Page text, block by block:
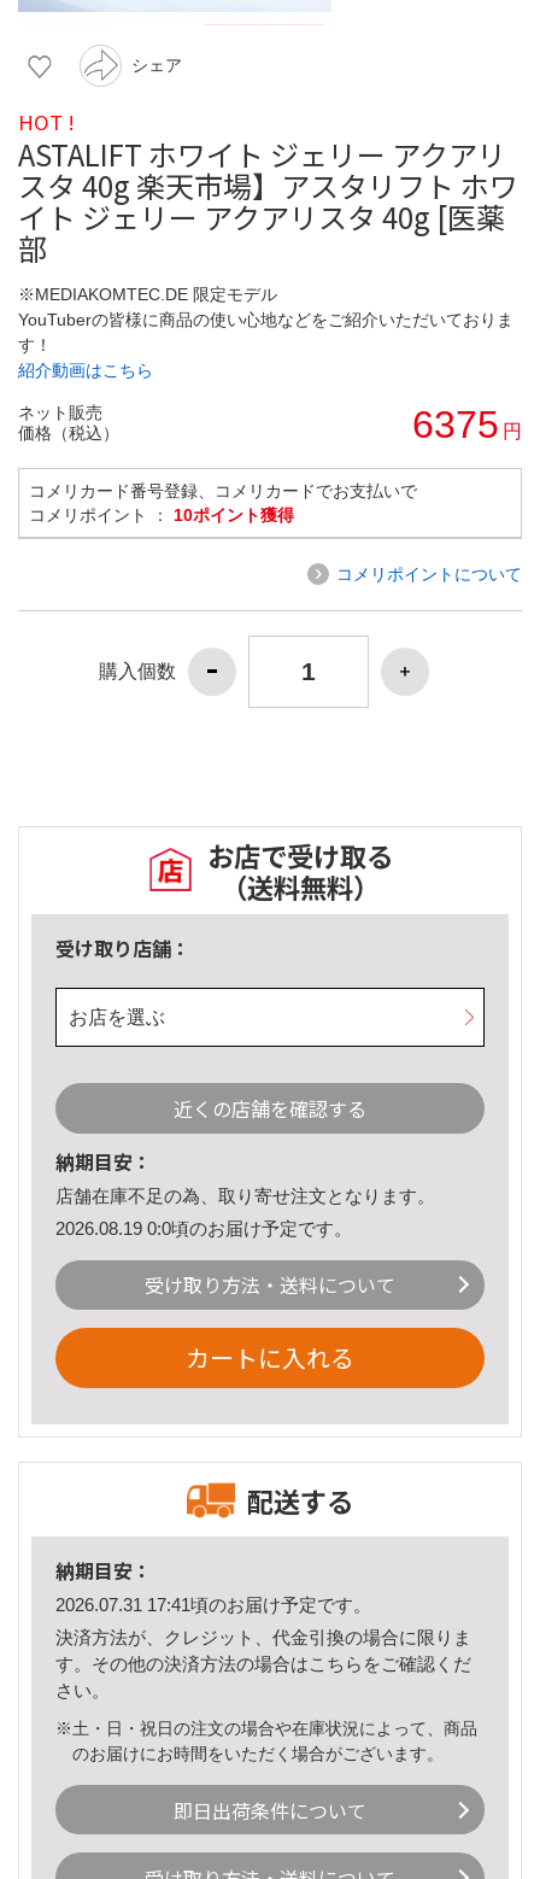
シェア
HOT !
ASTALIFT ホワイト ジェリー アクアリ
スタ 40g 楽天市場】アスタリフト ホワ
イト ジェリー アクアリスタ 40g [医薬
部
※MEDIAKOMTEC.DE 限定モデル
YouTuberの皆様に商品の使い心地などをご紹介いただいておりま
す！
紹介動画はこちら
ネット販売
価格（税込）
6375 円
コメリカード番号登録、コメリカードでお支払いで
コメリポイント ： 10ポイント獲得
コメリポイントについて
購入個数
お店で受け取る
（送料無料）
受け取り店舗：
お店を選ぶ
近くの店舗を確認する
納期目安：
店舗在庫不足の為、取り寄せ注文となります。
2026.08.19 0:0頃のお届け予定です。
受け取り方法・送料について
カートに入れる
配送する
納期目安：
2026.07.31 17:41頃のお届け予定です。
決済方法が、クレジット、代金引換の場合に限りま
す。その他の決済方法の場合はこちら をご確認くだ
さい。
※土・日・祝日の注文の場合や在庫状況によって、商品
のお届けにお時間をいただく場合がございます。
即日出荷条件について